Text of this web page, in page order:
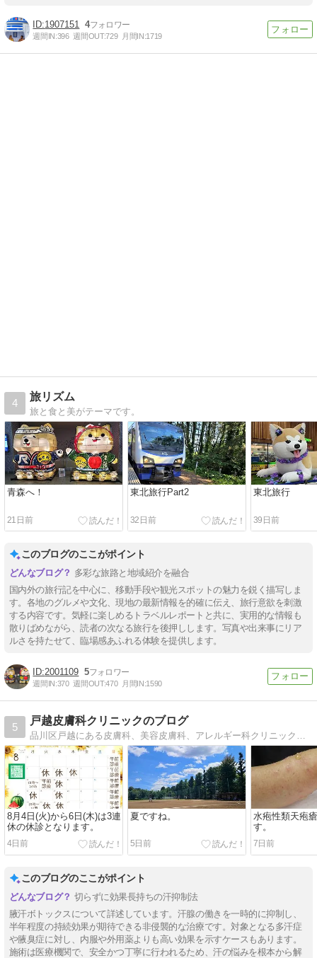
1907151 4
週間IN:396 週間OUT:729 月間IN:1719
4
旅リズム
旅と食と美がテーマです。
青森へ！
21日前
東北旅行Part2
32日前
東北旅行
39日前
このブログのここがポイント
多彩な旅路と地域紹介を融合
国内外の旅行記を中心に、移動手段や観光スポットの魅力を鋭く描写しま
す。各地のグルメや文化、現地の最新情報を的確に伝え、旅行意欲を刺激
する内容です。気軽に楽しめるトラベルレポートと共に、実用的な情報も
散りばめながら、読者の次なる旅行を後押しします。写真や出来事にリア
ルさを持たせて、臨場感あふれる体験を提供します。
2001109 5
週間IN:370 週間OUT:470 月間IN:1590
5
戸越皮膚科クリニックのブログ
8月4日(火)から6日(木)は3連
休の休診となります。
4日前
夏ですね。
5日前
水疱性類天疱
す。
7日前
このブログのここがポイント
切らずに効果長持ちの汗抑制法
腋汗ボトックスについて詳述しています。汗腺の働きを一時的に抑制し、
半年程度の持続効果が期待できる非侵襲的な治療です。対象となる多汗症
や腋臭症に対し、内服や外用薬よりも高い効果を示すケースもあります。
施術は医療機関で、安全かつ丁寧に行われるため、汗の悩みを根本から解